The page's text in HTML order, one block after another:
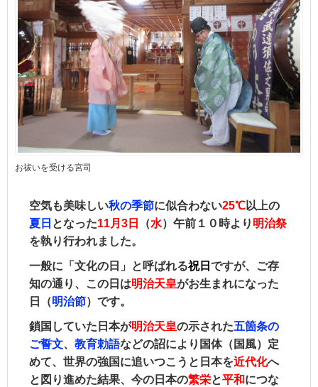
お祓いを受ける宮司
空気も美味しい秋の季節に似合わない25℃以上の
夏日 となった11月3日 （水）午前１０時より 明治祭
を執り行われました。
一般に「文化の日」と呼ばれる祝日 ですが、ご存
知の通り、この日は明治天皇がお生まれになった
日（明治節）です。
鎖国していた日本が明治天皇の示された五箇条の
ご誓文、 教育勅語などの詔により国体（国風）定
めて、世界の強国に追いつこうと日本を近代化へ
と図り進めた結果、今の日本の繁栄と平和につな